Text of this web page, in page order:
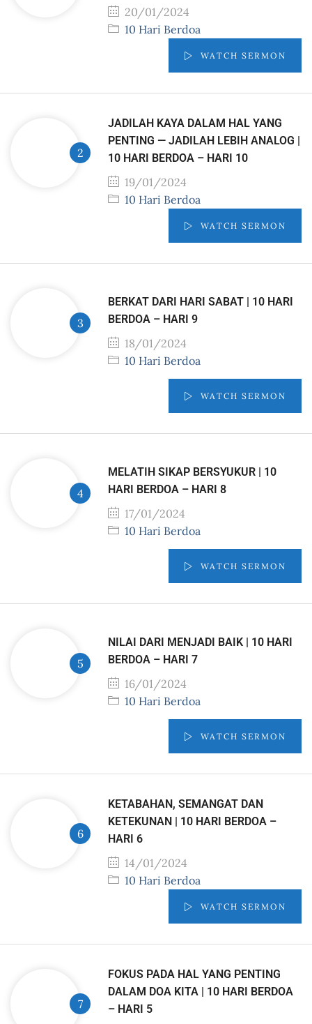
20/01/2024
10 Hari Berdoa
WATCH SERMON
JADILAH KAYA DALAM HAL YANG
PENTING — JADILAH LEBIH ANALOG |
10 HARI BERDOA – HARI 10
19/01/2024
10 Hari Berdoa
WATCH SERMON
BERKAT DARI HARI SABAT | 10 HARI
BERDOA – HARI 9
18/01/2024
10 Hari Berdoa
WATCH SERMON
MELATIH SIKAP BERSYUKUR | 10
HARI BERDOA – HARI 8
17/01/2024
10 Hari Berdoa
WATCH SERMON
NILAI DARI MENJADI BAIK | 10 HARI
BERDOA – HARI 7
16/01/2024
10 Hari Berdoa
WATCH SERMON
KETABAHAN, SEMANGAT DAN
KETEKUNAN | 10 HARI BERDOA –
HARI 6
14/01/2024
10 Hari Berdoa
WATCH SERMON
FOKUS PADA HAL YANG PENTING
DALAM DOA KITA | 10 HARI BERDOA
– HARI 5